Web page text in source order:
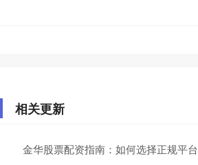
相关更新
金华股票配资指南：如何选择正规平台